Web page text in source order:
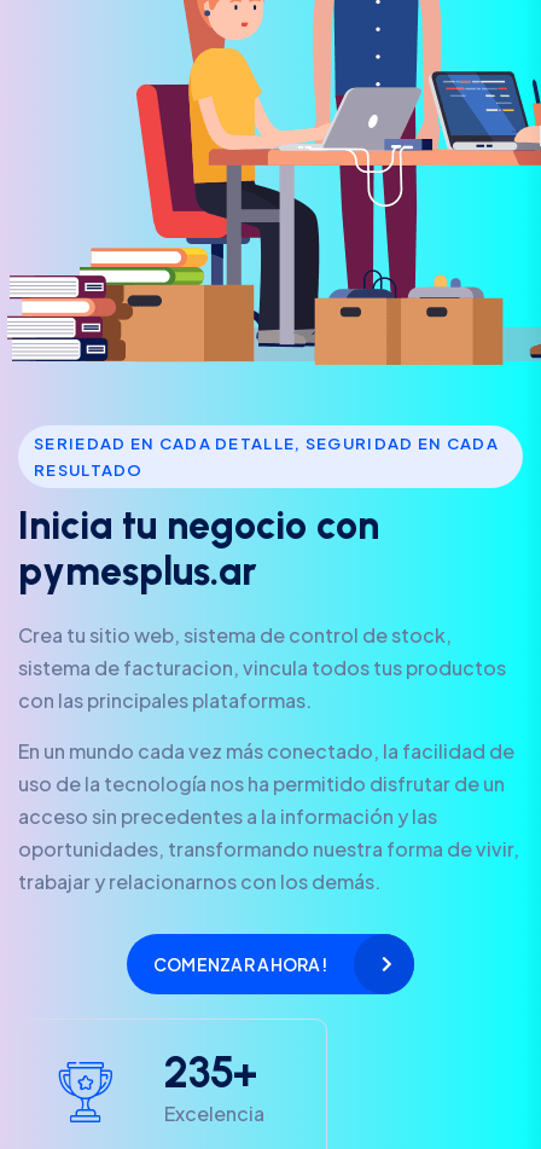
SERIEDAD EN CADA DETALLE, SEGURIDAD EN CADA
RESULTADO
Inicia tu negocio con
pymesp us.ar
Crea tu sitio web, sistema de control de stock,
sistema de facturacion, vincula todos tus productos
con las principales plataformas.
En un mundo cada vez más conectado, la facilidad de
uso de la tecnología nos ha permitido disfrutar de un
acceso sin precedentes a la información y las
oportunidades, transformando nuestra forma de vivir,
trabajar y relacionarnos con los demás.
COMENZAR AHORA!
235+
Excelencia